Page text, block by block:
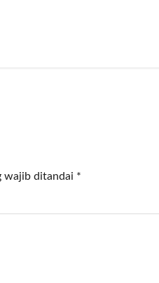
wajib ditandai *